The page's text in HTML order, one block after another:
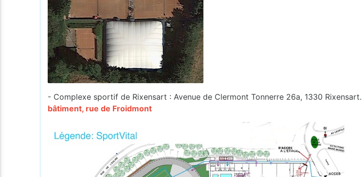
- Complexe sportif de Rixensart : Avenue de Clermont Tonnerre 26a, 1330 Rixensart.
bâtiment, rue de Froidmont